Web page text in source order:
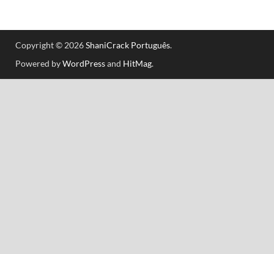
Copyright © 2026ShaniCrack Português.
Powered byWordPressand HitMag.